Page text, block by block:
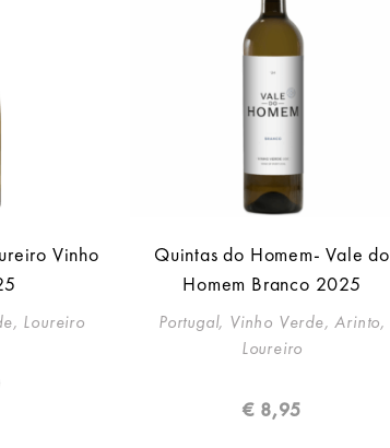
Vinho
Loureiro
Quintas do Homem- Vale do
Homem Branco 2025
Portugal, Vinho Verde, Arinto,
Loureiro
€8,95